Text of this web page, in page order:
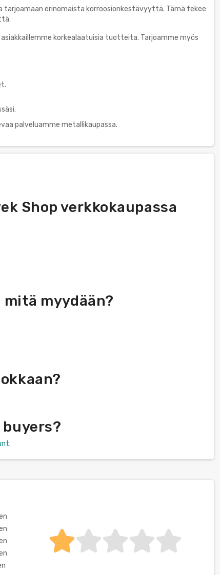
tarjoamaan erinomaista korroosionkestävyyttä. Tämä tekee
korkealaatuisia tuotteita. Tarjoamme myös
palveluamme metallikaupassa.
Shop verkkokaupassa
myydään?
.